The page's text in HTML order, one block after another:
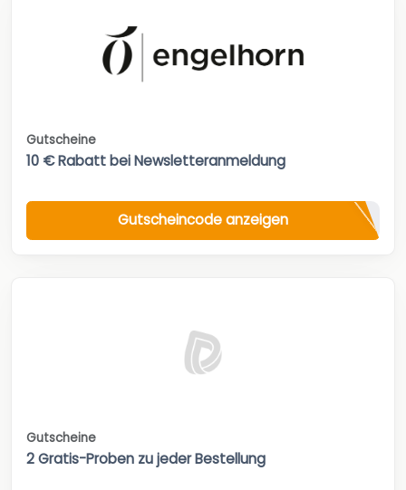
Gutscheine
10 € Rabatt bei Newsletteranmeldung
Gutscheincode anzeigen
Gutscheine
2 Gratis-Proben zu jeder Bestellung